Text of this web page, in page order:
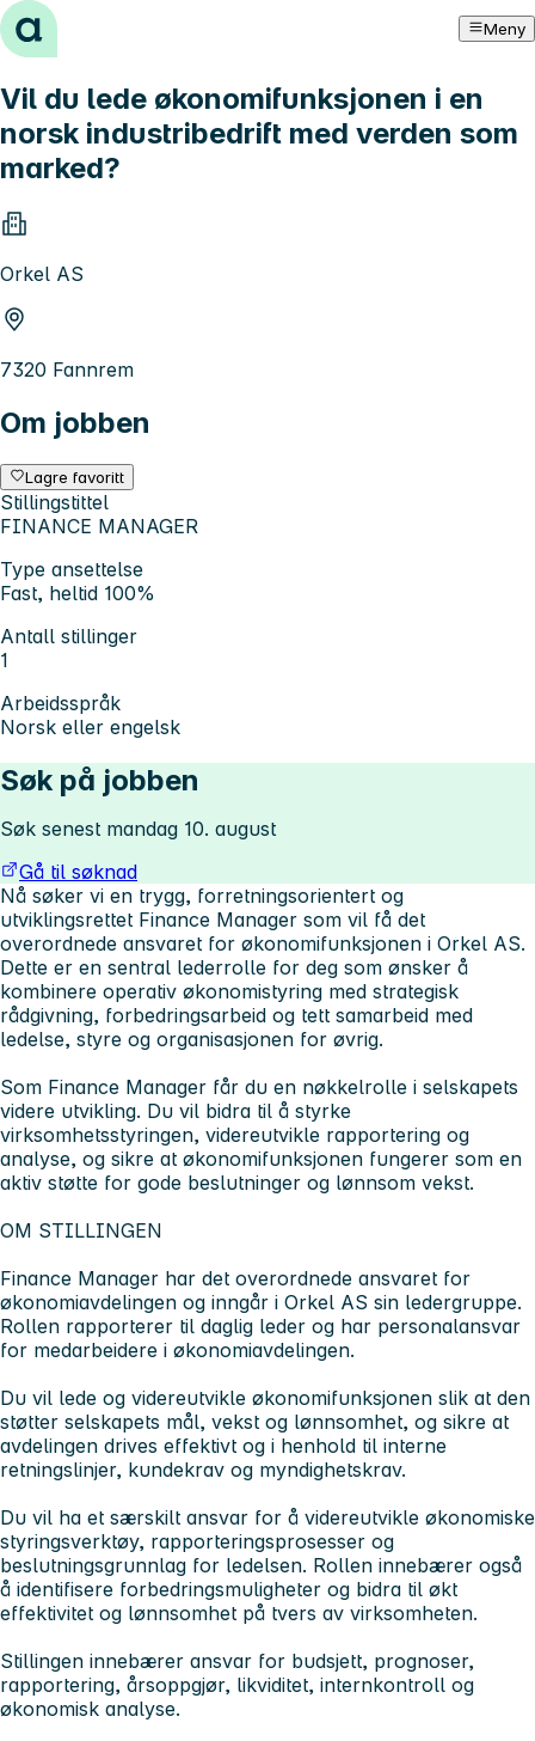
Hopp til innhold Meny
Vil du lede økonomifunksjonen i en
norsk industribedrift med verden som
marked?
Orkel AS
7320 Fannrem
Om jobben
Lagre favoritt
Stillingstittel
FINANCE MANAGER
Type ansettelse
Fast, heltid 100%
Antall stillinger
1
Arbeidsspråk
Norsk eller engelsk
Søk på jobben
Søk senest mandag 10. august
Gå til søknad
Nå søker vi en trygg, forretningsorientert og
utviklingsrettet Finance Manager som vil få det
overordnede ansvaret for økonomifunksjonen i Orkel AS.
Dette er en sentral lederrolle for deg som ønsker å
kombinere operativ økonomistyring med strategisk
rådgivning, forbedringsarbeid og tett samarbeid med
ledelse, styre og organisasjonen for øvrig.
Som Finance Manager får du en nøkkelrolle i selskapets
videre utvikling. Du vil bidra til å styrke
virksomhetsstyringen, videreutvikle rapportering og
analyse, og sikre at økonomifunksjonen fungerer som en
aktiv støtte for gode beslutninger og lønnsom vekst.
OM STILLINGEN
Finance Manager har det overordnede ansvaret for
økonomiavdelingen og inngår i Orkel AS sin ledergruppe.
Rollen rapporterer til daglig leder og har personalansvar
for medarbeidere i økonomiavdelingen.
Du vil lede og videreutvikle økonomifunksjonen slik at den
støtter selskapets mål, vekst og lønnsomhet, og sikre at
avdelingen drives effektivt og i henhold til interne
retningslinjer, kundekrav og myndighetskrav.
Du vil ha et særskilt ansvar for å videreutvikle økonomiske
styringsverktøy, rapporteringsprosesser og
beslutningsgrunnlag for ledelsen. Rollen innebærer også
å identifisere forbedringsmuligheter og bidra til økt
effektivitet og lønnsomhet på tvers av virksomheten.
Stillingen innebærer ansvar for budsjett, prognoser,
rapportering, årsoppgjør, likviditet, internkontroll og
økonomisk analyse.